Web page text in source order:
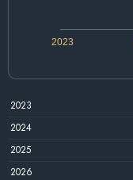
2023
2023
2024
2025
2026